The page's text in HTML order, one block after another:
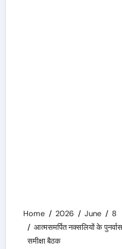
Home 2026 June
8
आत्मसमर्पित नक्सलियों के
समीक्षा बैठक